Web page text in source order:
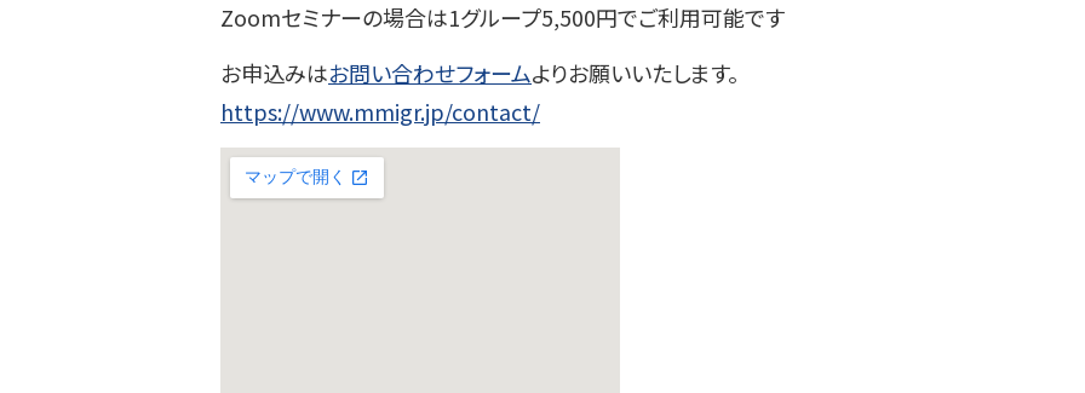
Zoomセミナーの場合は1グループ5,500円でご利用可能です
お申込みはお問い合わせフォームよりお願いいたします。
https://www.mmigr.jp/contact/